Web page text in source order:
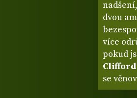
dvou
více
pokud
se